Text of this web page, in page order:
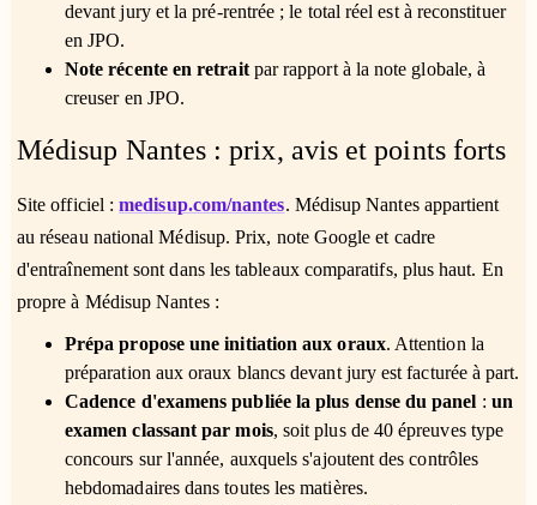
devant jury et la pré-rentrée ; le total réel est à reconstituer
en JPO.
Note récente en retraitpar rapport à la note globale, à
creuser en JPO.
Médisup Nantes : prix, avis et points forts
Site officiel :medisup.com/nantes. Médisup Nantes appartient
au réseau national Médisup. Prix, note Google et cadre
d'entraînement sont dans les tableaux comparatifs, plus haut. En
propre à Médisup Nantes :
Prépa propose une initiation aux oraux. Attention la
préparation aux oraux blancs devant jury est facturée à part.
Cadence d'examens publiée la plus dense du panel : un
examen classant par mois, soit plus de 40 épreuves type
concours sur l'année, auxquels s'ajoutent des contrôles
hebdomadaires dans toutes les matières.